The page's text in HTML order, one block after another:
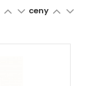
ceny